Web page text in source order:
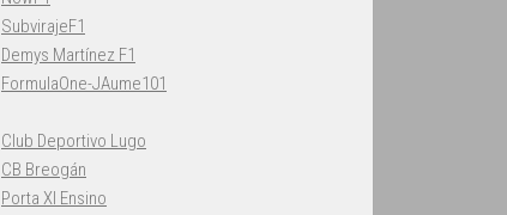
SubvirajeF1
Demys Martínez F1
FormulaOne-JAume101
Club Deportivo Lugo
CB Breogán
Porta XI Ensino